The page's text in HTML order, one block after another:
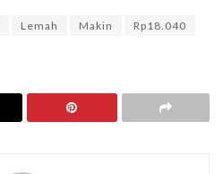
Lemah Makin
Rp18.040